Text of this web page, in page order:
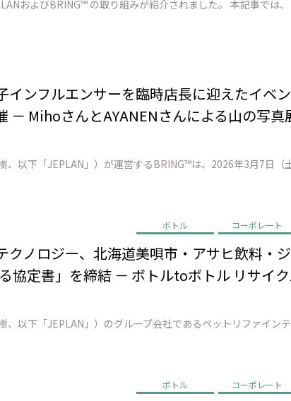
インフルエンサーを臨時店長に迎えたイベ
－ MihoさんとAYANENさんによる山の写真
ボトル コーポレート
ノロジー、北海道美唄市・アサヒ飲料・
協定書」を締結 － ボトルtoボトル リサイ
ボトル コーポレート